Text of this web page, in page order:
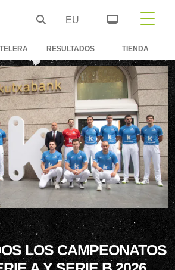
EU
RESULTADOS TIENDA
LOS CAMPEONATOS